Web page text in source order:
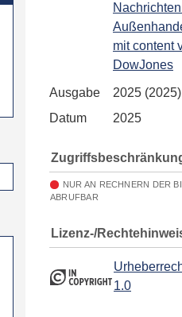
mit content
DowJones
Ausgabe
2025
Datum
2025
NUR AN RECHNERN DER
ABRUFBAR
Lizenz-/
1.0